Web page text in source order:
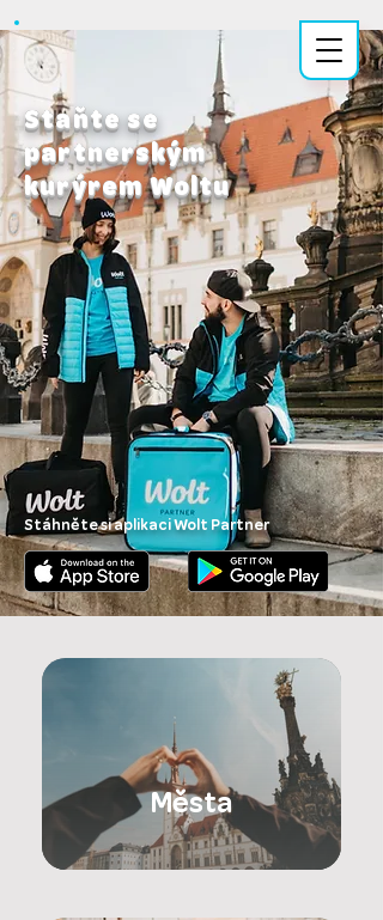
Wolt Partner
Staňte se
partnerským
kurýrem Woltu
Stáhněte si aplikaci Wolt Partner
Města